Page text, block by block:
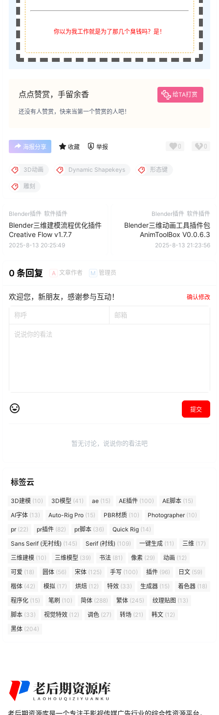
你以为我工作就是为了那几个臭钱吗？是！
点点赞赏，手留余香 给TA打赏
还没有人赞赏，快来当第一个赞赏的人吧！
海报分享 收藏 举报 0 0
3D动画 Dynamic Shapekeys 形态键
雕刻
Blender插件 软件插件
Blender三维建模流程优化插件
Creative Flow v1.7.7
2025-8-13 20:25:49
Blender插件 软件插件
Blender三维动画工具插件包
AnimToolBox V0.0.6.3
2025-8-13 21:23:56
0 条回复 A 文章作者 M 管理员
欢迎您，新朋友，感谢参与互动！ 确认修改
提交
暂无讨论，说说你的看法吧
标签云
3D建模 (10) 3D模型 (41) ae (15) AE插件 (100) AE脚本 (15)
AI字体 (13) Auto-Rig Pro (15) PBR材质 (10) Photographer(10)
pr(22) pr插件 (82) pr脚本 (36) Quick Rig (14)
Sans Serif (无衬线) (145) Serif (衬线) (109) 一键生成 (11) 三维 (17)
三维建模 (10) 三维模型 (39) 书法 (81) 像素 (29) 动画 (12)
可爱 (18) 圆体 (56) 宋体 (125) 手写 (100) 插件 (96) 日文 (59)
楷体 (42) 模拟 (17) 烘焙 (12) 特效 (33) 生成器 (15) 着色器 (18)
程序化 (15) 笔刷 (10) 简体 (288) 繁体 (245) 纹理贴图 (13)
脚本 (33) 视觉特效 (12) 调色 (27) 转场 (21) 韩文 (12)
黑体 (204)
老后期资源库是一个专注于影视传媒广告行业的综合性资源平台，